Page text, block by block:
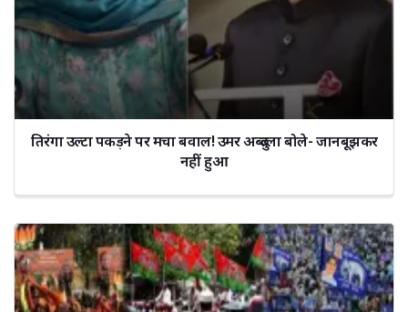
तिरंगा उल्टा पकड़ने पर मचा बवाल! उमर अब्दुल्ला बोले- जानबूझकर
नहीं हुआ